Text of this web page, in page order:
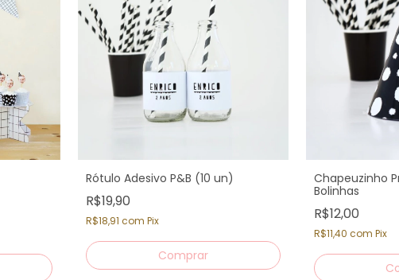
Rótulo Adesivo P&B (10 un)
R$19,90
R$18,91com Pix
Chapeuzinho
Bolinhas
R$12,00
R$11,40 com Pix